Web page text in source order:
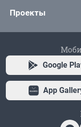
Проекты
Google
App